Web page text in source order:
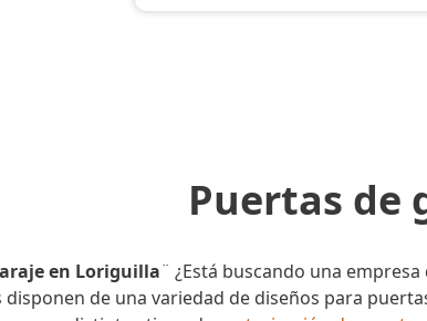
Puertas de
en Loriguilla¨ ¿Está buscando una
de una variedad de diseños para